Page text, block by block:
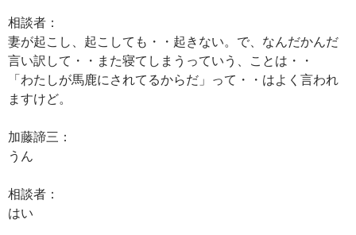
相談者：
妻が起こし、起こしても・・起きない。で、なんだかんだ
言い訳して・・また寝てしまうっていう、ことは・・
「わたしが馬鹿にされてるからだ」って・・はよく言われ
ますけど。
加藤諦三：
うん
相談者：
はい